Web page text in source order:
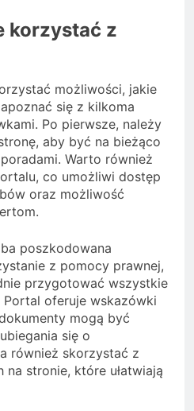
korzystać z
możliwości, jakie
się z kilkoma
Po pierwsze, należy
aby być na bieżąco
Warto również
co umożliwi dostęp
oraz możliwość
poszkodowana
z pomocy prawnej,
przygotować wszystkie
Portal oferuje wskazówki
mogą być
się o
również skorzystać z
stronie, które ułatwiają